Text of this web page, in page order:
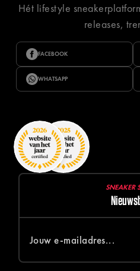
Hét lifestyle
releases,
FACEBOOK
WHATSAPP
SNEAKER